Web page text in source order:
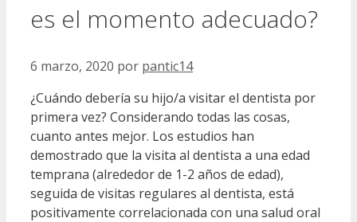
es el momento adecuado?
6 marzo, 2020 por pantic14
¿Cuándo debería su hijo/a visitar el dentista por
primera vez? Considerando todas las cosas,
cuanto antes mejor. Los estudios han
demostrado que la visita al dentista a una edad
temprana (alrededor de 1-2 años de edad),
seguida de visitas regulares al dentista, está
positivamente correlacionada con una salud oral